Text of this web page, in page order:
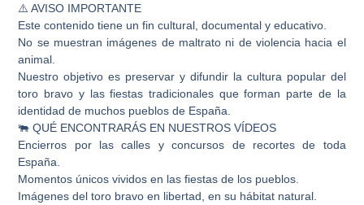
⚠️ AVISO IMPORTANTE
Este contenido tiene un fin cultural, documental y educativo.
No se muestran imágenes de maltrato ni de violencia hacia el
animal.
Nuestro objetivo es preservar y difundir la cultura popular del
toro bravo y las fiestas tradicionales que forman parte de la
identidad de muchos pueblos de España.
🐃 QUÉ ENCONTRARÁS EN NUESTROS VÍDEOS
Encierros por las calles y concursos de recortes de toda
España.
Momentos únicos vividos en las fiestas de los pueblos.
Imágenes del toro bravo en libertad, en su hábitat natural.